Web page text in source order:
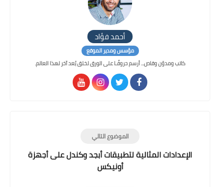
أحمد فؤاد
مؤسس ومدير الموقع
كاتب ومدوّن وقاص... أرسم حروفًـا على الورق لخلق بُعد آخر لهذا العالم.
الموضوع التالي
الإعدادات المثالية لتطبيقات أبجد وكندل على أجهزة
أونيكس